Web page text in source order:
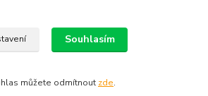
RYBARSKEPOTREBYVSETIN.cz
Souhlasím
můžete odmítnout zde.